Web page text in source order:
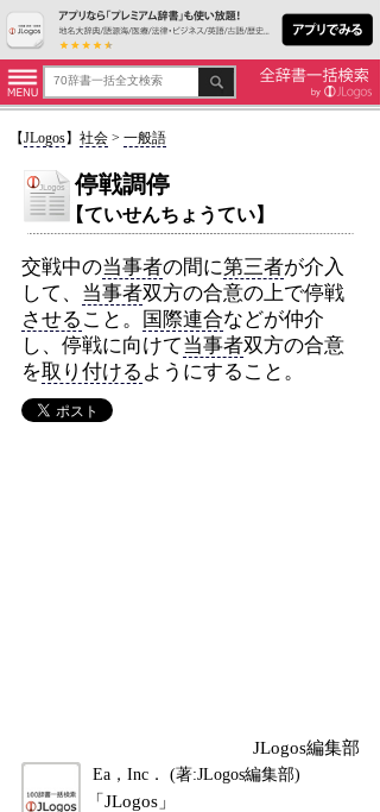
【JLogos】 社会> 一般語
停戦調停
【ていせんちょうてい】
交戦中の当事者の間に第三者が介入
して、 当事者双方の合意の上で停戦
させる こと。 国際連合などが仲介
し、停戦に向けて当事者双方の合意
を取り付ける ようにすること。
JLogos編集部
Ea，Inc． (著:JLogos編集部)
「JLogos」